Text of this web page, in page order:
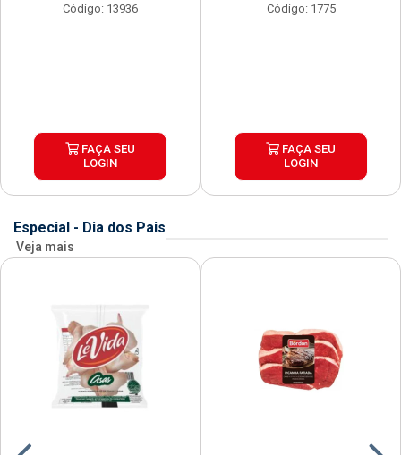
Código: 13936
FAÇA SEU
LOGIN
Código: 1775
FAÇA SEU
LOGIN
Especial - Dia dos Pais
Veja mais